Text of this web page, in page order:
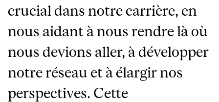
crucial dans notre carrière, en
nous aidant à nous rendre là où
nous devions aller, à développer
notre réseau et à élargir nos
perspectives. Cette